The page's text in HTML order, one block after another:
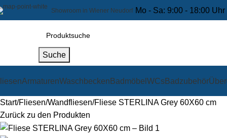
Showroom in Wiener Neudorf Mo - Sa: 9:00 - 18:00 Uhr
Suche
ArmaturenWaschbecken Badmöbel WCsBadzubehör
Start Fliesen Wandfliesen Fliese STERLINA Grey 60X60 cm
Zurück zu den Produkten